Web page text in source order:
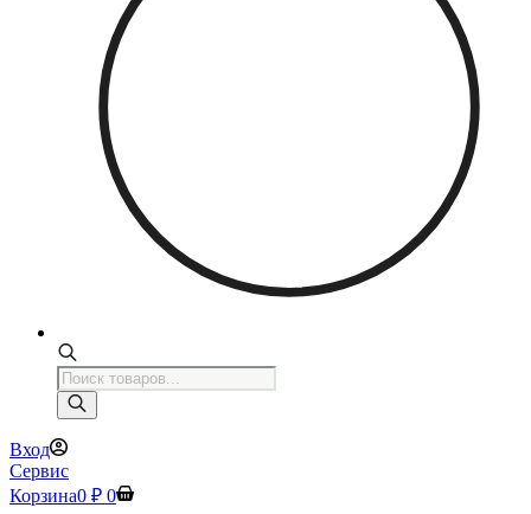
Поиск
товаров
Вход
Сервис
Корзина0 ₽ 0